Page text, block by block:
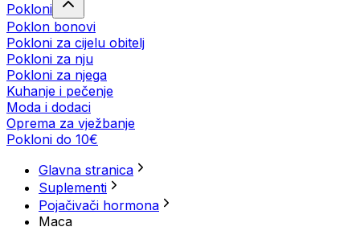
Pokloni
Poklon bonovi
Pokloni za cijelu obitelj
Pokloni za nju
Pokloni za njega
Kuhanje i pečenje
Moda i dodaci
Oprema za vježbanje
Pokloni do 10€
Glavna stranica
Suplementi
Pojačivači hormona
Maca